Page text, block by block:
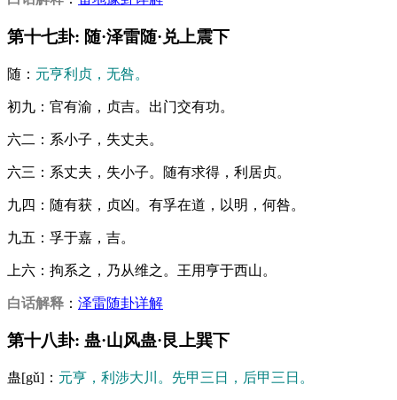
第十七卦: 随·泽雷随·兑上震下
随： 元亨利贞，无咎。
初九：官有渝，贞吉。出门交有功。
六二：系小子，失丈夫。
六三：系丈夫，失小子。随有求得，利居贞。
九四：随有获，贞凶。有孚在道，以明，何咎。
九五：孚于嘉，吉。
上六：拘系之，乃从维之。王用亨于西山。
白话解释 ： 泽雷随卦详解
第十八卦: 蛊·山风蛊·艮上巽下
蛊[gǔ]： 元亨，利涉大川。先甲三日，后甲三日。